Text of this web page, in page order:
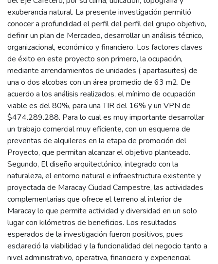
exuberancia natural. La presente investigación permitió
conocer a profundidad el perfil del perfil del grupo objetivo,
definir un plan de Mercadeo, desarrollar un análisis técnico,
organizacional, económico y financiero. Los factores claves
de éxito en este proyecto son primero, la ocupación,
mediante arrendamientos de unidades ( apartasuites) de
una o dos alcobas con un área promedio de 63 m2. De
acuerdo a los análisis realizados, el mínimo de ocupación
viable es del 80%, para una TIR del 16% y un VPN de
$474.289.288. Para lo cual es muy importante desarrollar
un trabajo comercial muy eficiente, con un esquema de
preventas de alquileres en la etapa de promoción del
Proyecto, que permitan alcanzar el objetivo planteado.
Segundo, El diseño arquitectónico, integrado con la
naturaleza, el entorno natural e infraestructura existente y
proyectada de Maracay Ciudad Campestre, las actividades
complementarias que ofrece el terreno al interior de
Maracay lo que permite actividad y diversidad en un solo
lugar con kilómetros de beneficios. Los resultados
esperados de la investigación fueron positivos, pues
esclareció la viabilidad y la funcionalidad del negocio tanto a
nivel administrativo, operativa, financiero y experiencial.